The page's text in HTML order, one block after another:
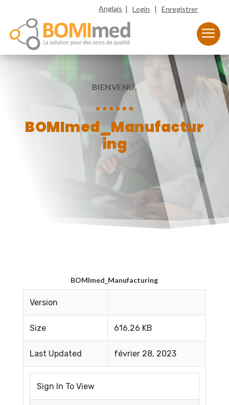
Anglais |Login |Enregistrer
BIENVENU,
BOMImed_Manufactur
ing
BOMImed_Manufacturing
Version
Size 616.26 KB
Last Updated février 28, 2023
Sign In To View